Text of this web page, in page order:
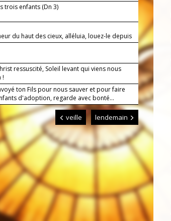
trois enfants (Dn 3)
du haut des cieux, alléluia, louez-le depuis
!
ressuscité, Soleil levant qui viens nous
!
ton Fils pour nous sauver et pour faire
d'adoption, regarde avec bonté...
veille lendemain